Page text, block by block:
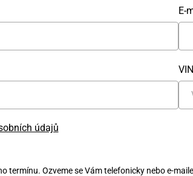
E-
údajů
termínu. Ozveme se Vám telefonicky nebo e-